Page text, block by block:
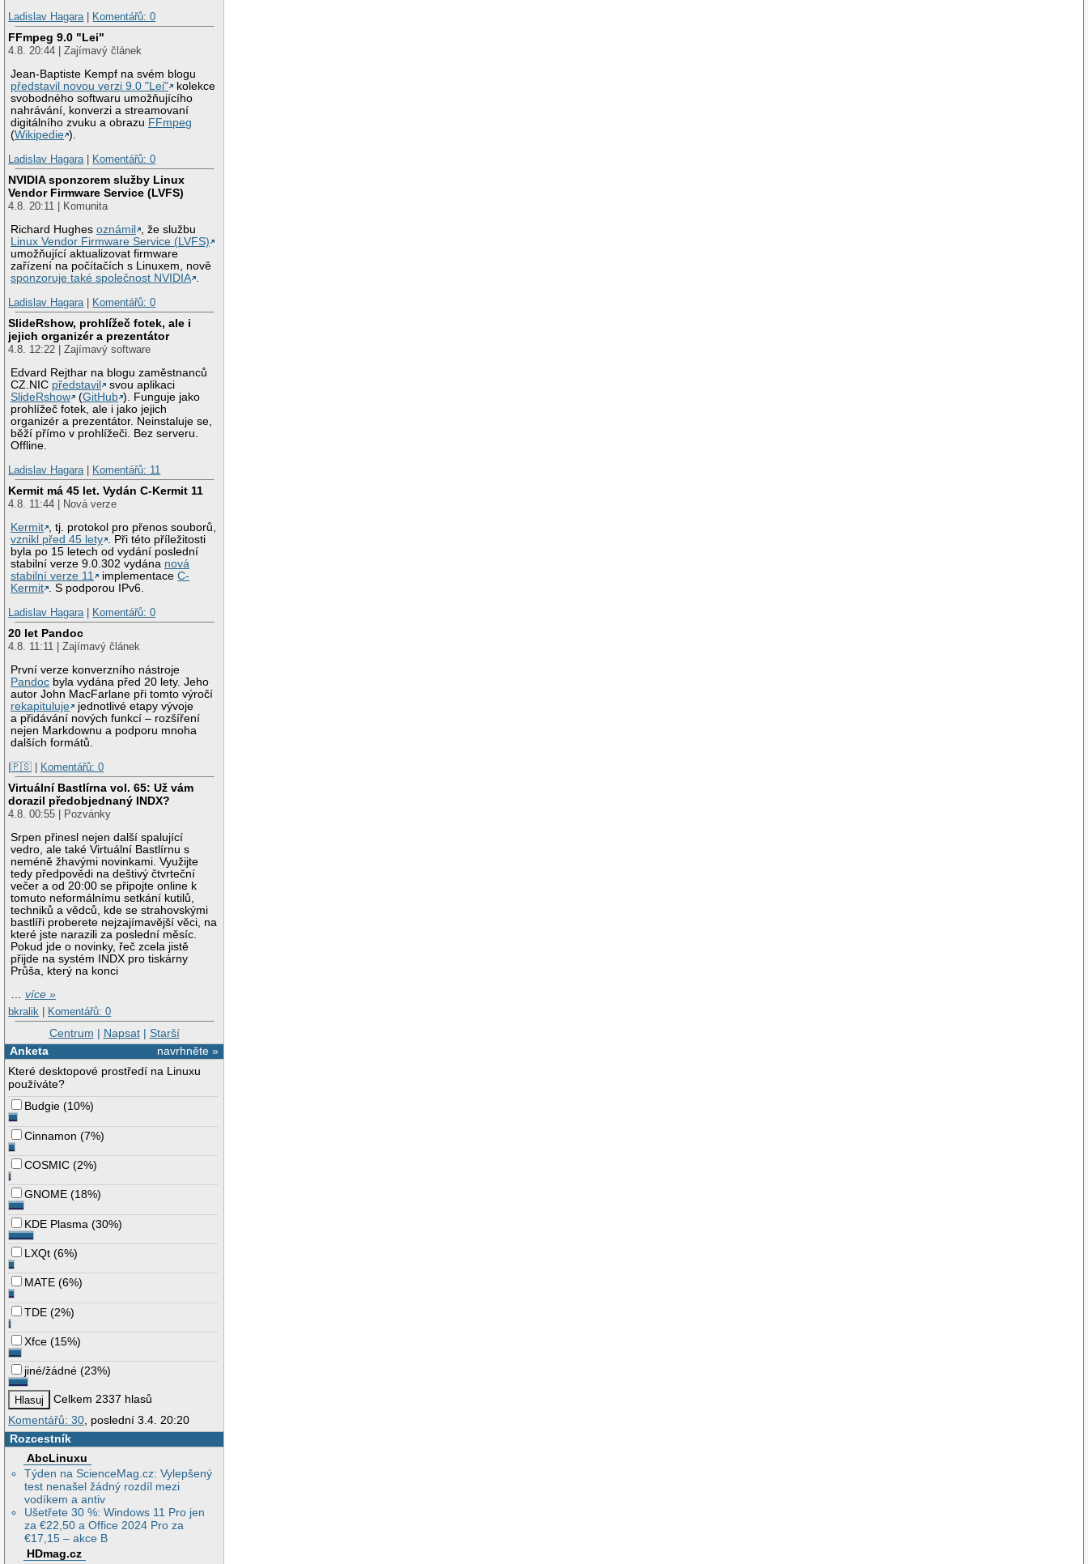
Ladislav Hagara
Komentářů: 0
FFmpeg 9.0 "Lei"
4.8. 20:44 | Zajímavý článek
Jean-Baptiste Kempf na svém blogu
představil novou verzi 9.0 "Lei"
kolekce
svobodného softwaru umožňujícího
nahrávání, konverzi a streamovaní
digitálního zvuku a obrazu FFmpeg
(Wikipedie ).
Ladislav Hagara | Komentářů: 0
NVIDIA sponzorem služby Linux
Vendor Firmware Service (LVFS)
4.8. 20:11 | Komunita
Richard Hughesoznámil
, že službu
Linux Vendor Firmware Service (LVFS)
umožňující aktualizovat firmware
zařízení na počítačích s Linuxem, nově
sponzoruje také společnost NVIDIA .
Ladislav Hagara | Komentářů: 0
SlideRshow, prohlížeč fotek, ale i
jejich organizér a prezentátor
4.8. 12:22 | Zajímavý software
Edvard Rejthar na blogu zaměstnanců
CZ.NIC představil
svou aplikaci
SlideRshow
(GitHub ). Funguje jako
prohlížeč fotek, ale i jako jejich
organizér a prezentátor. Neinstaluje se,
běží přímo v prohlížeči. Bez serveru.
Offline.
Ladislav Hagara | Komentářů: 11
Kermit má 45 let. Vydán C-Kermit 11
4.8. 11:44 | Nová verze
Kermit
, tj. protokol pro přenos souborů,
vznikl před 45 lety
. Při této příležitosti
byla po 15 letech od vydání poslední
stabilní verze 9.0.302 vydána nová
stabilní verze 11
implementaceC-
Kermit
. S podporou IPv6.
Ladislav Hagara | Komentářů: 0
20 let Pandoc
4.8. 11:11 | Zajímavý článek
První verze konverzního nástroje
Pandoc byla vydána před 20 lety. Jeho
autor John MacFarlane při tomto výročí
rekapituluje
jednotlivé etapy vývoje
a přidávání nových funkcí – rozšíření
nejen Markdownu a podporu mnoha
dalších formátů.
|🇵🇸 | Komentářů: 0
Virtuální Bastlírna vol. 65: Už vám
dorazil předobjednaný INDX?
4.8. 00:55 | Pozvánky
Srpen přinesl nejen další spalující
vedro, ale také Virtuální Bastlírnu s
neméně žhavými novinkami. Využijte
tedy předpovědi na deštivý čtvrteční
večer a od 20:00 se připojte online k
tomuto neformálnímu setkání kutilů,
techniků a vědců, kde se strahovskými
bastlíři proberete nejzajímavější věci, na
které jste narazili za poslední měsíc.
Pokud jde o novinky, řeč zcela jistě
přijde na systém INDX pro tiskárny
Průša, který na konci
…více »
bkralik
Komentářů: 0
Centrum | Napsat| Starší
navrhněte »
Anketa
Které desktopové prostředí na Linuxu
používáte?
Budgie (10%)
Cinnamon (7%)
COSMIC (2%)
GNOME (18%)
KDE Plasma (30%)
LXQt (6%)
MATE (6%)
TDE (2%)
Xfce (15%)
jiné/žádné (23%)
Celkem 2337 hlasů
Komentářů: 30 , poslední 3.4. 20:20
Rozcestník
AbcLinuxu
Týden na ScienceMag.cz: Vylepšený
test nenašel žádný rozdíl mezi
vodíkem a antiv
Ušetřete 30 %: Windows 11 Pro jen
za €22,50 a Office 2024 Pro za
€17,15 – akce B
HDmag.cz